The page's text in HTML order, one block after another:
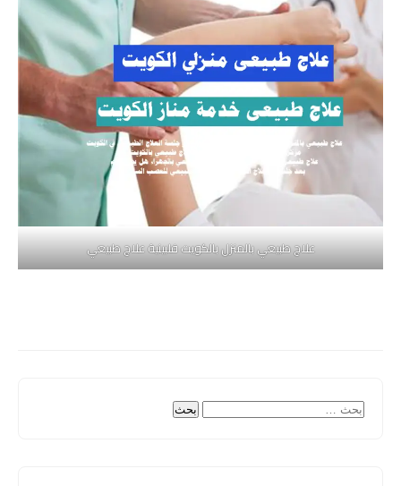
علاج طبيعي بالمنزل بالكويت فلبينية علاج طبيعي
البحث